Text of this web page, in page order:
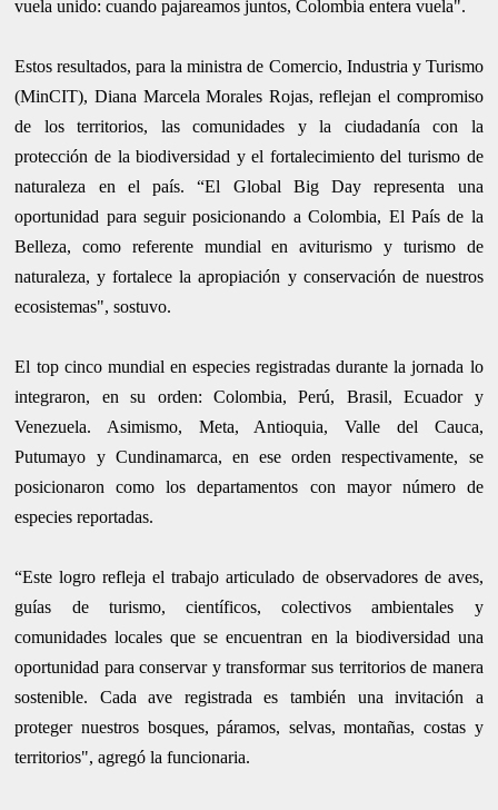
vuela unido: cuando pajareamos juntos, Colombia entera vuela".
Estos resultados, para la ministra de Comercio, Industria y Turismo
(MinCIT), Diana Marcela Morales Rojas, reflejan el compromiso
de los territorios, las comunidades y la ciudadanía con la
protección de la biodiversidad y el fortalecimiento del turismo de
naturaleza en el país. “El Global Big Day representa una
oportunidad para seguir posicionando a Colombia, El País de la
Belleza, como referente mundial en aviturismo y turismo de
naturaleza, y fortalece la apropiación y conservación de nuestros
ecosistemas", sostuvo.
El top cinco mundial en especies registradas durante la jornada lo
integraron, en su orden: Colombia, Perú, Brasil, Ecuador y
Venezuela. Asimismo, Meta, Antioquia, Valle del Cauca,
Putumayo y Cundinamarca, en ese orden respectivamente, se
posicionaron como los departamentos con mayor número de
especies reportadas.
“Este logro refleja el trabajo articulado de observadores de aves,
guías de turismo, científicos, colectivos ambientales y
comunidades locales que se encuentran en la biodiversidad una
oportunidad para conservar y transformar sus territorios de manera
sostenible. Cada ave registrada es también una invitación a
proteger nuestros bosques, páramos, selvas, montañas, costas y
territorios", agregó la funcionaria.